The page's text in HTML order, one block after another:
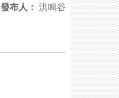
發布人： 洪鳴谷